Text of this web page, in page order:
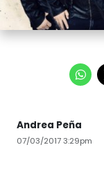
Andrea Peña
07/03/2017 3:29pm